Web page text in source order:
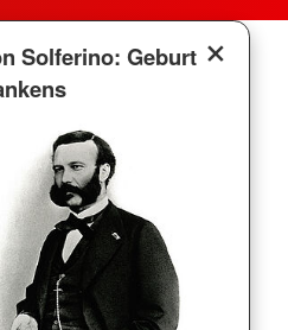
Solferino: Geburt